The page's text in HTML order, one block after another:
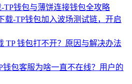
TP钱包与薄饼连接钱包全攻略
载-TP钱包加入波场测试链，开启
TP 钱包打不开？原因与解决办法
钱包客服为啥一直不在线？用户的